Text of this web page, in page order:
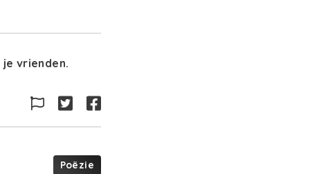
vrienden.
Poëzie